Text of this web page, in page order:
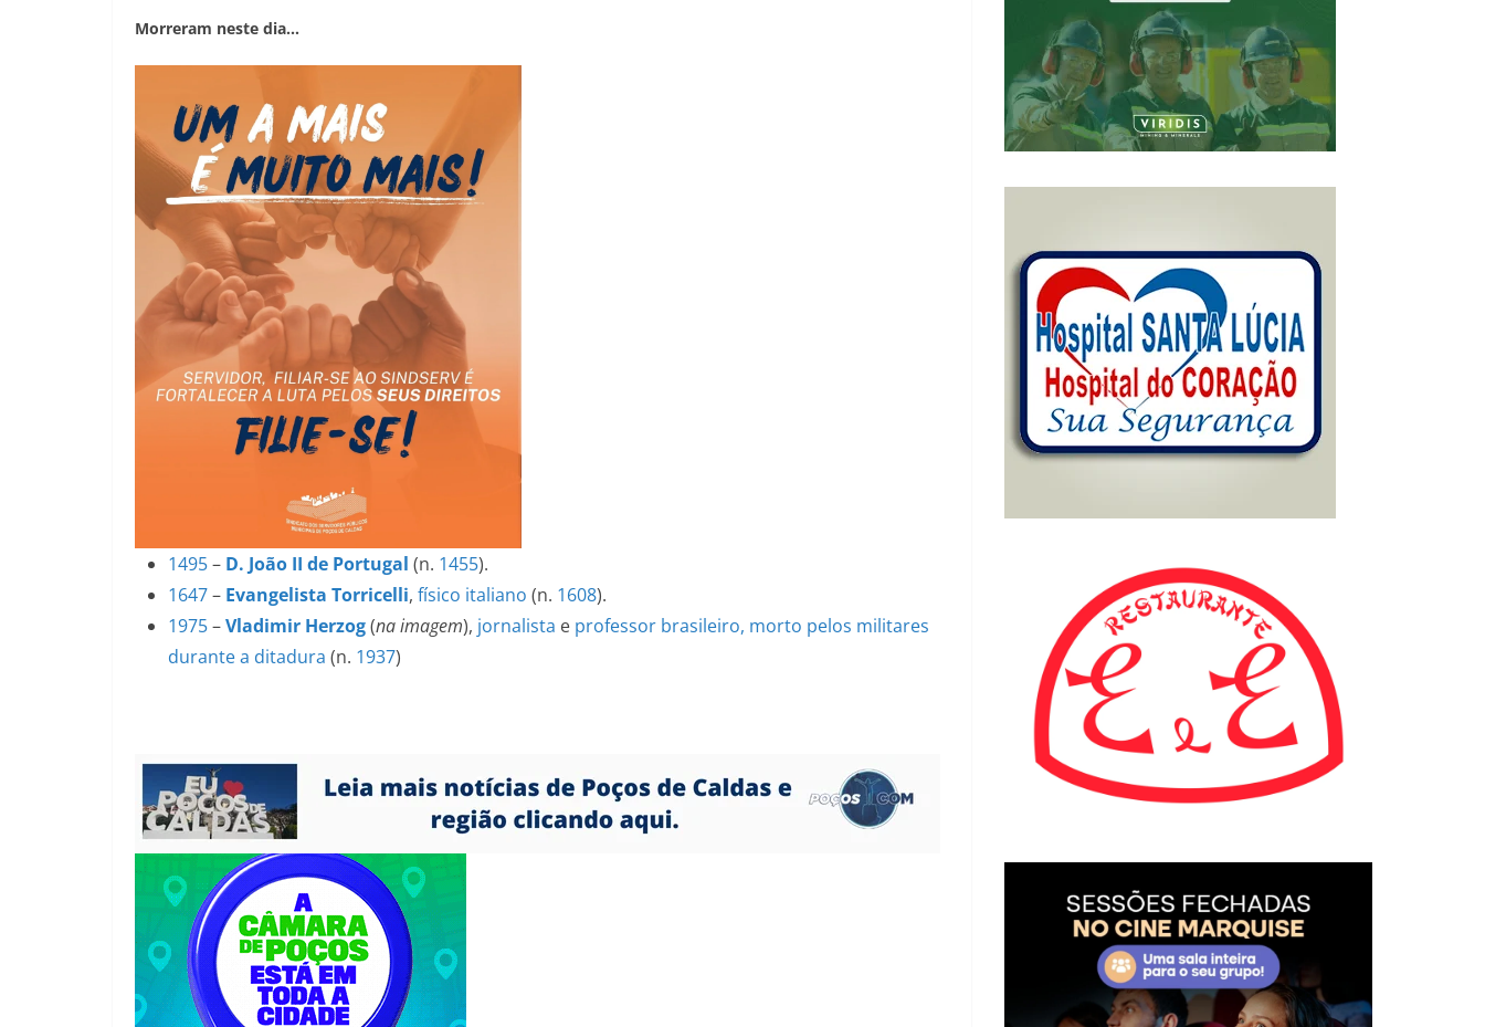
Morreram neste dia…
1495– D. João II de Portugal (n. 1455).
1647– Evangelista Torricelli, físico italiano (n. 1608).
1975–Vladimir Herzog(na imagem), jornalista e professor brasileiro, morto pelos militares
durante a ditadura (n. 1937)